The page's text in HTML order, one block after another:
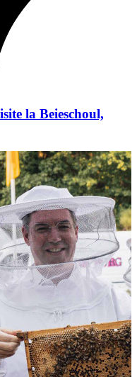
la Beieschoul,